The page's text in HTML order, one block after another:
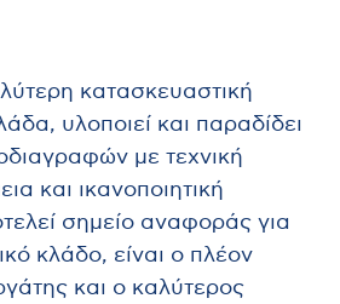
κατασκευαστική
υλοποιεί και παραδίδει
με τεχνική
και ικανοποιητική
σημείο αναφοράς για
κλάδο, είναι ο πλέον
και ο καλύτερος